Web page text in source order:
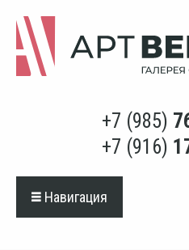
+7 (985)
+7 (916)
Навигация